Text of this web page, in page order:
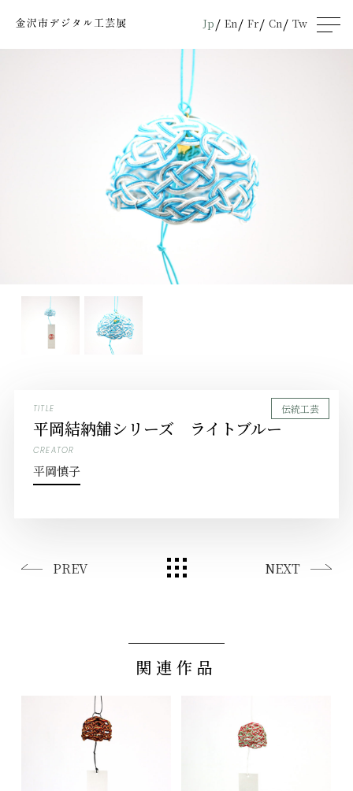
Jp En Fr Cn Tw
men
u
TITLE
平岡結納舗シリーズ ライトブルー
CREATOR
平岡慎子
伝統工芸
PREV NEXT
関連作品